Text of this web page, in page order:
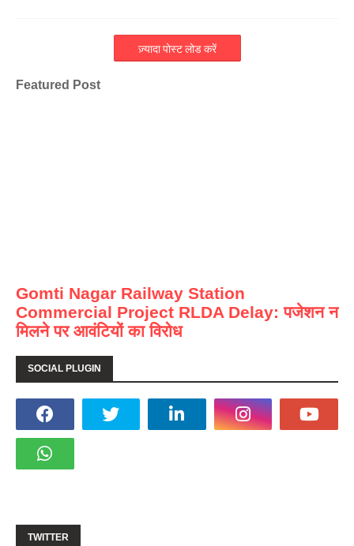
ज़्यादा पोस्ट लोड करें
Featured Post
Gomti Nagar Railway Station
Commercial Project RLDA Delay: पजेशन न
मिलने पर आवंटियों का विरोध
SOCIAL PLUGIN
TWITTER